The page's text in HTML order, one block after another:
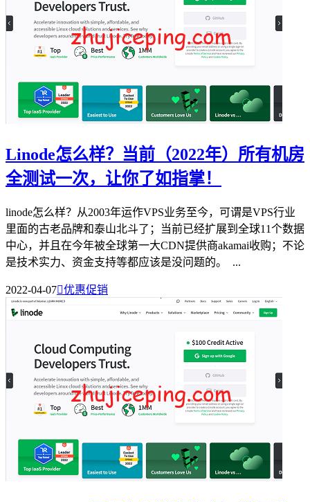
Linode怎么样？当前（2022年）所有机房
全测试一次，让你了如指掌！
linode怎么样？从2003年运作VPS业务至今，可谓是VPS行业
里面的古老品牌和泰山北斗了；当前已经扩展到全球11个数据
中心，并且在今年被全球第一大CDN提供商akamai收购；不论
是技术实力、资金支持等都应该是没问题的。 ...
2022-04-07优惠促销